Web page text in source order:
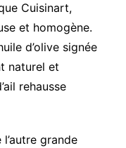
Cuisinart,
et homogène.
d’olive signée
naturel et
rehausse
grande